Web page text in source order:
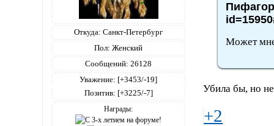
Откуда: Санкт-Петербург
Пол: Женский
Сообщений: 26128
Уважение: [+3453/-19]
Позитив: [+3225/-7]
Награды:
Может
Убила бы, но не
+2